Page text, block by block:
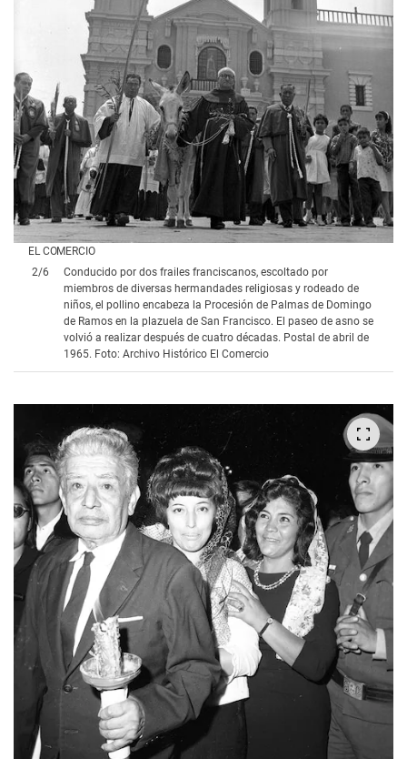
EL COMERCIO
2/6
Conducido por dos frailes franciscanos, escoltado por
miembros de diversas hermandades religiosas y rodeado de
niños, el pollino encabeza la Procesión de Palmas de Domingo
de Ramos en la plazuela de San Francisco. El paseo de asno se
volvió a realizar después de cuatro décadas. Postal de abril de
1965. Foto: Archivo Histórico El Comercio